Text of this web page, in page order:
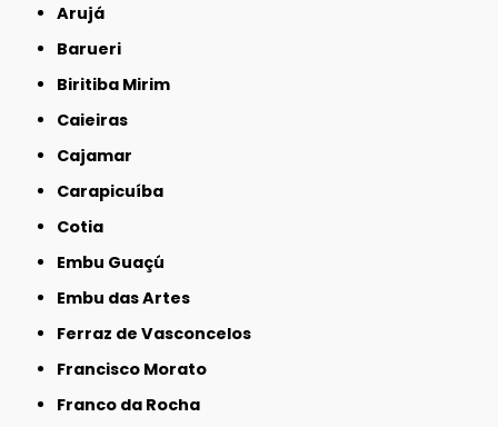
Arujá
Barueri
Biritiba Mirim
Caieiras
Cajamar
Carapicuíba
Cotia
Embu Guaçú
Embu das Artes
Ferraz de Vasconcelos
Francisco Morato
Franco da Rocha